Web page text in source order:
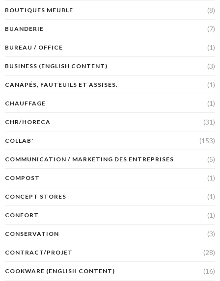
BOUTIQUES MEUBLE (8)
BUANDERIE (7)
BUREAU / OFFICE (1)
BUSINESS (ENGLISH CONTENT) (3)
CANAPÉS, FAUTEUILS ET ASSISES. (1)
CHAUFFAGE (1)
CHR/HORECA (31)
COLLAB' (153)
COMMUNICATION / MARKETING DES ENTREPRISES (5)
COMPOST (1)
CONCEPT STORES (1)
CONFORT (1)
CONSERVATION (3)
CONTRACT/PROJET (28)
COOKWARE (ENGLISH CONTENT) (16)